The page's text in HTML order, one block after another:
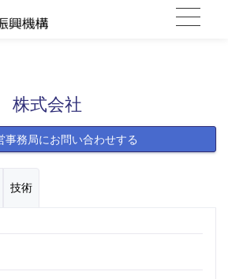
株式会社
事務局にお問い合わせする
技術